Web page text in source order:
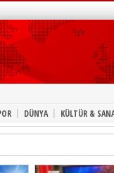
| DÜNYA | KÜLTÜR &